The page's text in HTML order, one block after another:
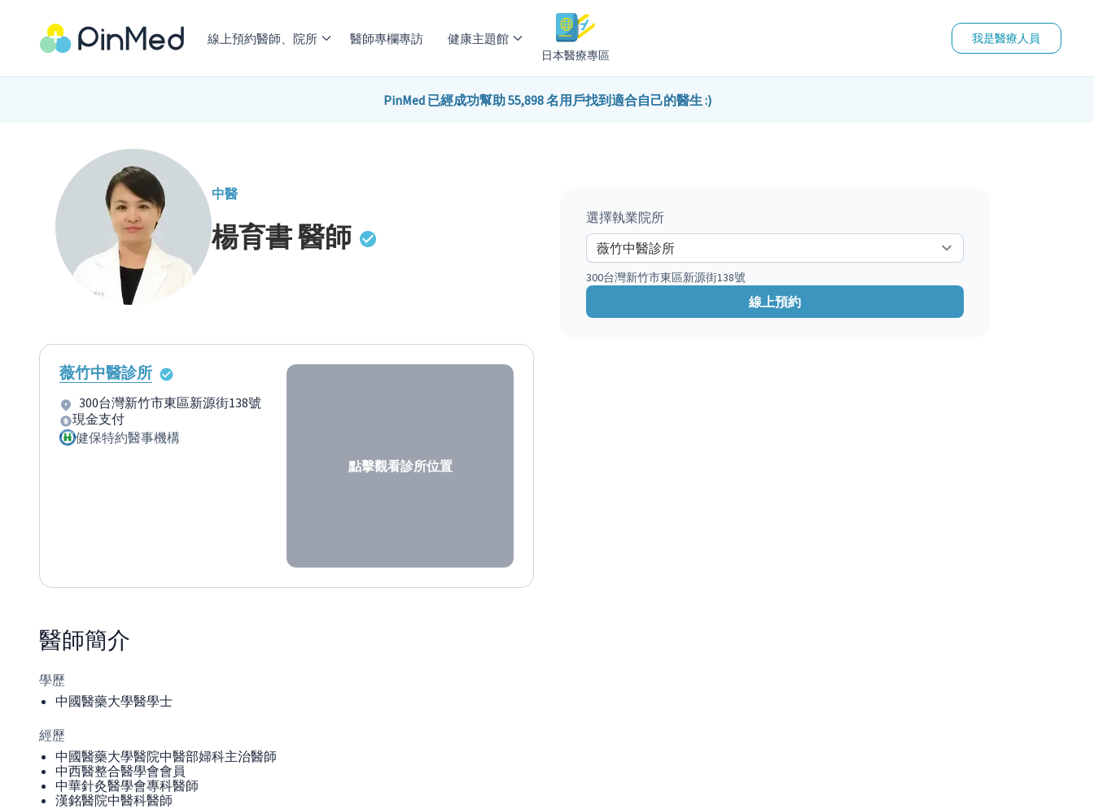
線上預約醫師、院所 醫師專欄專訪 健康主題館
日本醫療專區
我是醫療人員
PinMed 已經成功幫助 55,898 名用戶找到適合自己的醫生 :)
中醫
楊育書醫師
薇竹中醫診所
300台灣新竹市東區新源街138號
現金支付
健保特約醫事機構
點擊觀看診所位置
醫師簡介
學歷
中國醫藥大學醫學士
經歷
中國醫藥大學醫院中醫部婦科主治醫師
中西醫整合醫學會會員
中華針灸醫學會專科醫師
漢銘醫院中醫科醫師
選擇執業院所
300台灣新竹市東區新源街138號
線上預約